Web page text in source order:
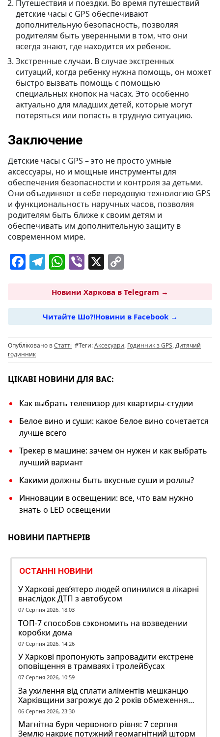
Путешествия и поездки. Во время путешествий
детские часы с GPS обеспечивают
дополнительную безопасность, позволяя
родителям быть уверенными в том, что они
всегда знают, где находится их ребенок.
Экстренные случаи. В случае экстренных
ситуаций, когда ребенку нужна помощь, он может
быстро вызвать помощь с помощью
специальных кнопок на часах. Это особенно
актуально для младших детей, которые могут
потеряться или попасть в трудную ситуацию.
Заключение
Детские часы с GPS – это не просто умные
аксессуары, но и мощные инструменты для
обеспечения безопасности и контроля за детьми.
Они объединяют в себе передовую технологию GPS
и функциональность наручных часов, позволяя
родителям быть ближе к своим детям и
обеспечивать им дополнительную защиту в
современном мире.
F
e
b
o
o
k
T
e
g
ra
m
W
at
s
A
p
Vi
er
X
p
y
Li
n
Новини Харкова в Telegram →
Читайте Шо?!Новини в Facebook →
Опубліковано вСтатті #Теги:Аксесуари, Годинник з GPS,Дитячий
годинник
ЦІКАВІ НОВИНИ ДЛЯ ВАС:
Как выбрать телевизор для квартиры-студии
Белое вино и суши: какое белое вино сочетается
лучше всего
Трекер в машине: зачем он нужен и как выбрать
лучший вариант
Какими должны быть вкусные суши и роллы?
Инновации в освещении: все, что вам нужно
знать о LED освещении
НОВИНИ ПАРТНЕРІВ
ОСТАННІ НОВИНИ
У Харкові дев’ятеро людей опинилися в лікарні
внаслідок ДТП з автобусом
07 Серпня 2026, 18:03
ТОП-7 способов сэкономить на возведении
коробки дома
07 Серпня 2026, 14:26
У Харкові пропонують запровадити екстрене
оповіщення в трамваях і тролейбусах
07 Серпня 2026, 10:59
За ухилення від сплати аліментів мешканцю
Харківщини загрожує до 2 років обмеження
волі
06 Серпня 2026, 23:30
Магнітна буря червоного рівня: 7 серпня
Землю накриє потужний геомагнітний шторм